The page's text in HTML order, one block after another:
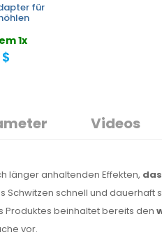
für
1x
Videos
länger anhaltenden Effekten,
schnell und
Produktes beinhaltet bereits den
vor.